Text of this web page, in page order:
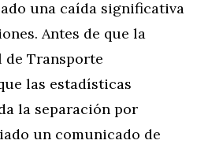
una caída significativa
Antes de que la
de Transporte
las estadísticas
la separación por
un comunicado de